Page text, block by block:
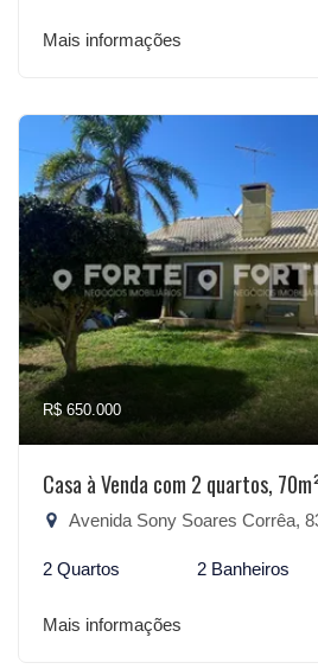
Mais informações
R$ 650.000
Casa à Venda com 2 quartos,
Avenida Sony Soares Corrêa, 830 -
2 Quartos 2 Banheiros
Mais informações